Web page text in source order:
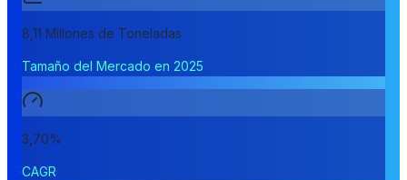
8,11 Millones de Toneladas
Tamaño del Mercado en 2025
3,70%
CAGR